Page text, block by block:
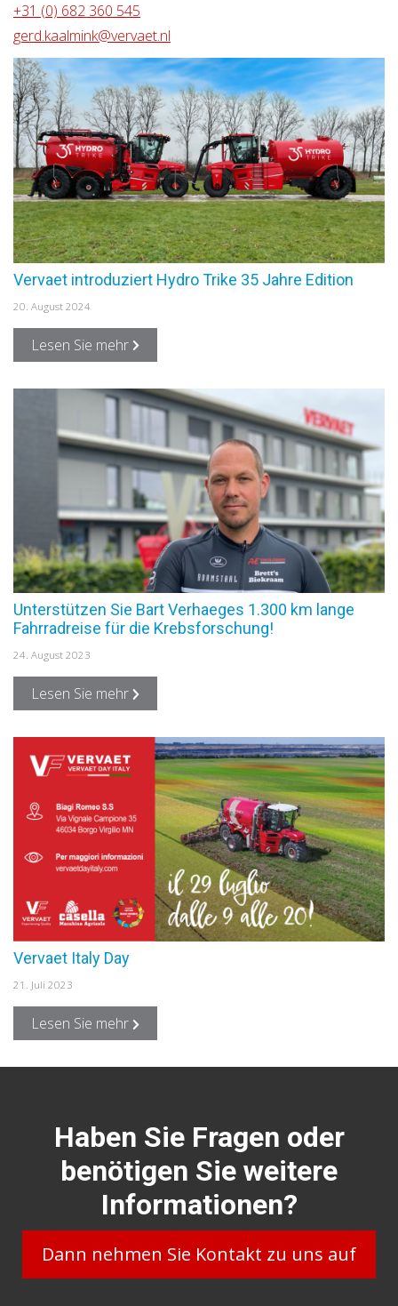
+31 (0) 682 360 545
gerd.kaalmink@vervaet.nl
Vervaet introduziert Hydro Trike 35 Jahre Edition
20. August 2024
Lesen Sie mehr
Unterstützen Sie Bart Verhaeges 1.300 km lange
Fahrradreise für die Krebsforschung!
24. August 2023
Lesen Sie mehr
Vervaet Italy Day
21. Juli 2023
Lesen Sie mehr
Haben Sie Fragen oder
benötigen Sie weitere
Informationen?
Dann nehmen Sie Kontakt zu uns auf